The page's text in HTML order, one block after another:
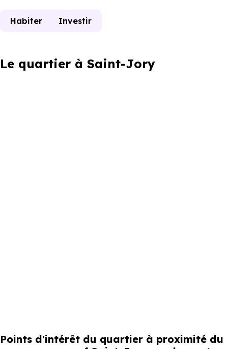
Habiter Investir
Le quartier à Saint-Jory
Points d'intérêt du quartier à proximité du